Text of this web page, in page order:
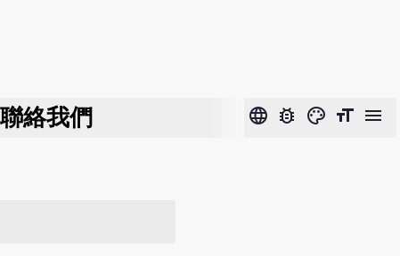
聯絡我們 language bug_report color_lens format_size menu